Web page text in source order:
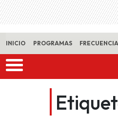
INICIO PROGRAMAS